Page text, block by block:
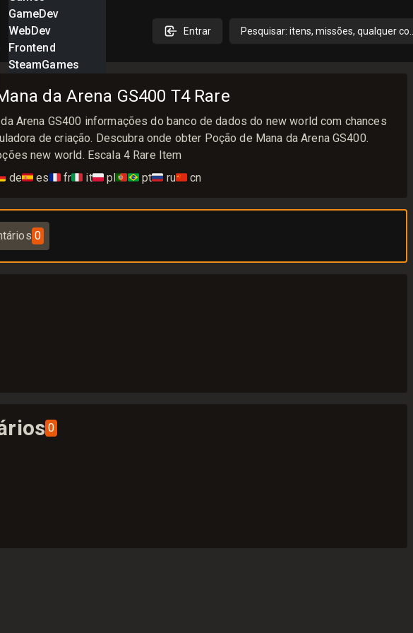
GameDev
WebDev
Frontend
SteamGames
Entrar Pesquisar: itens, missões, qualquer
da Arena GS400 T4 Rare
Arena GS400 informações do banco de dados do new world com chances
de criação. Descubra onde obter Poção de Mana da Arena GS400.
new world. Escala 4 Rare Item
de🇪🇸 es🇫🇷 fr🇮🇹 it🇵🇱 pl🇵🇹🇧🇷 pt🇷🇺 ru🇨🇳 cn
0
0